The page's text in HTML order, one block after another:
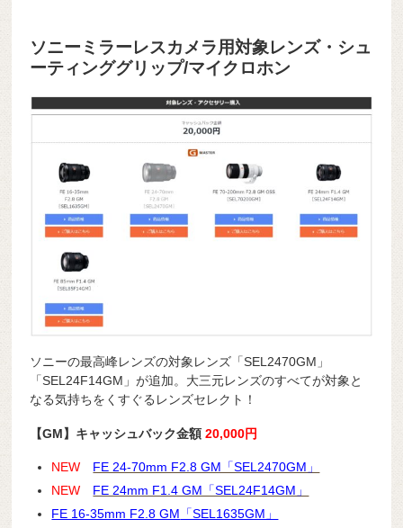
ソニーミラーレスカメラ用対象レンズ・シュ
ーティンググリップ/マイクロホン
ソニーの最高峰レンズの対象レンズ「SEL2470GM」
「SEL24F14GM」が追加。大三元レンズのすべてが対象と
なる気持ちをくすぐるレンズセレクト！
【GM】キャッシュバック金額20,000円
NEW FE 24-70mm F2.8 GM「SEL2470GM」
NEW FE 24mm F1.4 GM「SEL24F14GM」
FE 16-35mm F2.8 GM 「SEL1635GM」